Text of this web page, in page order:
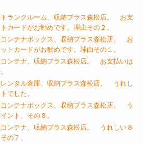
ランクルーム、収納プラス森松店。 お支
カードがお勧めです。理由その２。
ンテナボックス、収納プラス森松店。 お
トカードがお勧めです。理由その１。
ンテナ、収納プラス森松店。 お支払いは
ンタル倉庫、収納プラス森松店。 うれし
でした。
ンテナボックス、収納プラス森松店。 う
ント、その８。
ンテナ、収納プラス森松店。 うれしい８
の７。